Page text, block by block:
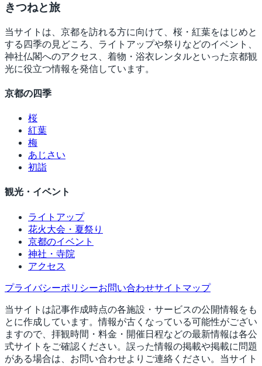
きつねと旅
当サイトは、京都を訪れる方に向けて、桜・紅葉をはじめと
する四季の見どころ、ライトアップや祭りなどのイベント、
神社仏閣へのアクセス、着物・浴衣レンタルといった京都観
光に役立つ情報を発信しています。
京都の四季
桜
紅葉
梅
あじさい
初詣
観光・イベント
ライトアップ
花火大会・夏祭り
京都のイベント
神社・寺院
アクセス
プライバシーポリシーお問い合わせサイトマップ
当サイトは記事作成時点の各施設・サービスの公開情報をも
とに作成しています。情報が古くなっている可能性がござい
ますので、拝観時間・料金・開催日程などの最新情報は各公
式サイトをご確認ください。誤った情報の掲載や掲載に問題
がある場合は、お問い合わせよりご連絡ください。当サイト